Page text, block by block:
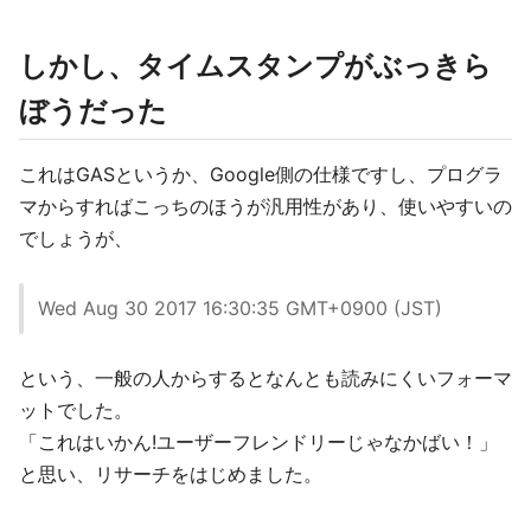
しかし、タイムスタンプがぶっきら
ぼうだった
これはGASというか、Google側の仕様ですし、プログラ
マからすればこっちのほうが汎用性があり、使いやすいの
でしょうが、
Wed Aug 30 2017 16:30:35 GMT+0900 (JST)
という、一般の人からするとなんとも読みにくいフォーマ
ットでした。
「これはいかん!ユーザーフレンドリーじゃなかばい！」
と思い、リサーチをはじめました。